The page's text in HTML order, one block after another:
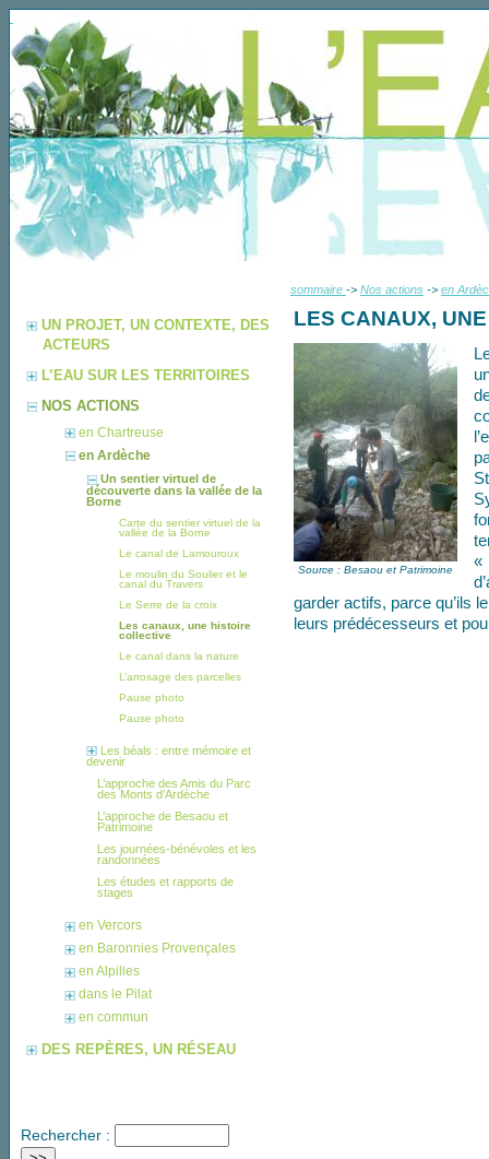
sommaire -> Nos actions -> en
LES CANAUX,
Source : Besaou et Patrimoine
«
garder actifs, parce qu’ils
leurs prédécesseurs et
UN PROJET, UN CONTEXTE, DES
ACTEURS
L’EAU SUR LES TERRITOIRES
NOS ACTIONS
en Chartreuse
en Ardèche
Un sentier virtuel de
découverte dans la vallée de la
Borne
Carte du sentier virtuel de la
vallée de la Borne
Le canal de Lamouroux
Le moulin du Soulier et le
canal du Travers
Le Serre de la croix
Les canaux, une histoire
collective
Le canal dans la nature
L’arrosage des parcelles
Pause photo
Pause photo
Les béals : entre mémoire et
devenir
L’approche des Amis du Parc
des Monts d’Ardèche
L’approche de Besaou et
Patrimoine
Les journées-bénévoles et les
randonnées
Les études et rapports de
stages
en Vercors
en Baronnies Provençales
en Alpilles
dans le Pilat
en commun
DES REPÈRES, UN RÉSEAU
Rechercher :